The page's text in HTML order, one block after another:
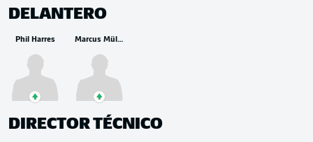
DELANTERO
Phil Harres Marcus Müller
DIRECTOR TÉCNICO